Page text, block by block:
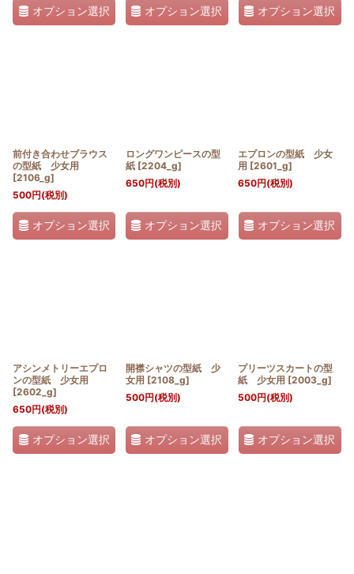
オプション選択 オプション選択 オプション選択
前付き合わせブラウス
の型紙 少女用
[2106_g]
500円(税別)
オプション選択
ロングワンピースの型
紙 [2204_g]
650円(税別)
オプション選択
エプロンの型紙 少女
用 [2601_g]
650円(税別)
オプション選択
アシンメトリーエプロ
ンの型紙 少女用
[2602_g]
650円(税別)
オプション選択
開襟シャツの型紙 少
女用 [2108_g]
500円(税別)
オプション選択
プリーツスカートの型
紙 少女用 [2003_g]
500円(税別)
オプション選択